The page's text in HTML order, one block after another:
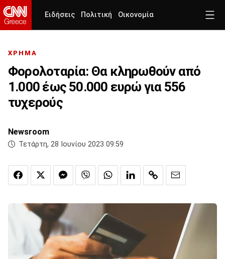
Ειδήσεις Πολιτική Οικονομία
ΧΡΗΜΑ
Φορολοταρία: Θα κληρωθούν από
1.000 έως 50.000 ευρώ για 556
τυχερούς
Newsroom
Τετάρτη, 28 Ιουνίου 2023 09:59